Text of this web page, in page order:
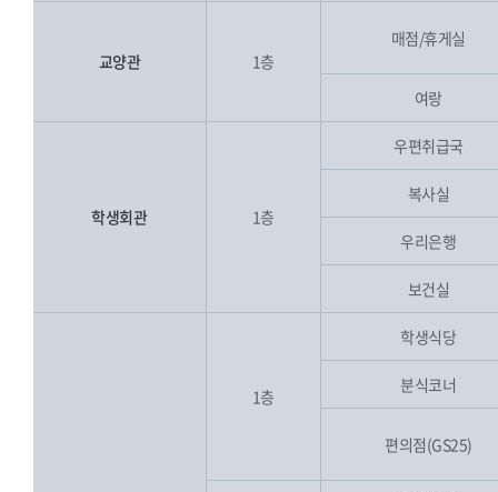
교양관 1층
매점/휴게실
여랑
학생회관 1층
우편취급국
복사실
우리은행
보건실
1층
학생식당
분식코너
편의점(GS25)